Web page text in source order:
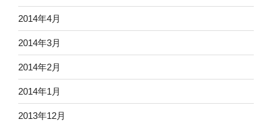
2014年4月
2014年3月
2014年2月
2014年1月
2013年12月